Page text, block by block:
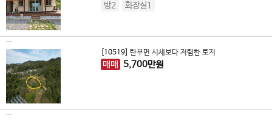
방2 화장실1
[10519] 탄부면 시세보다 저렴한 토지
매매 5,700만원